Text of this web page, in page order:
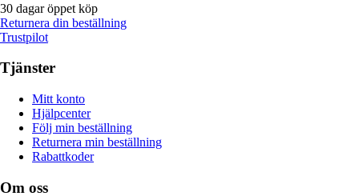
30 dagar öppet köp
Returnera din beställning
Trustpilot
Tjänster
Mitt konto
Hjälpcenter
Följ min beställning
Returnera min beställning
Rabattkoder
Om oss